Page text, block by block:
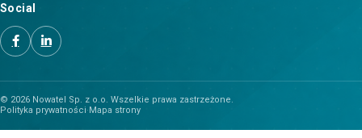
Social
© 2026 Nowatel Sp. z o.o. Wszelkie prawa zastrzeżone.
Polityka prywatności·Mapa strony